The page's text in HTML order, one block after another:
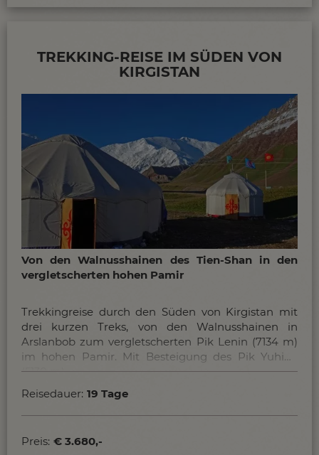
TREKKING-REISE IM SÜDEN VON
KIRGISTAN
Von den Walnusshainen des Tien-Shan in den
vergletscherten hohen Pamir
Trekkingreise durch den Süden von Kirgistan mit
drei kurzen Treks, von den Walnusshainen in
Arslanbob zum vergletscherten Pik Lenin (7134 m)
im hohen Pamir. Mit Besteigung des Pik Yuhina
(5130 m).
Reisedauer: 19 Tage
Preis: € 3.680,-